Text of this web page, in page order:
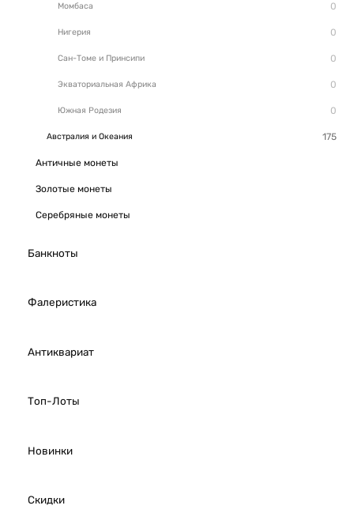
Момбаса
Нигерия
Сан-Томе и Принсипи
Экваториальная Африка
Южная Родезия
Австралия и Океания
Античные монеты
Золотые монеты
Серебряные монеты
Банкноты
Фалеристика
Антиквариат
Топ-Лоты
Новинки
Скидки